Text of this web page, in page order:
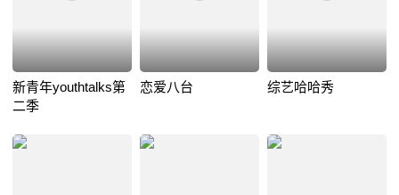
新青年youthtalks第
二季
恋爱八台 综艺哈哈秀